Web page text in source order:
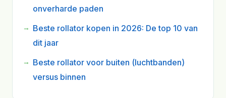
onverharde paden
Beste rollator kopen in 2026: De top 10 van
dit jaar
Beste rollator voor buiten (luchtbanden)
versus binnen